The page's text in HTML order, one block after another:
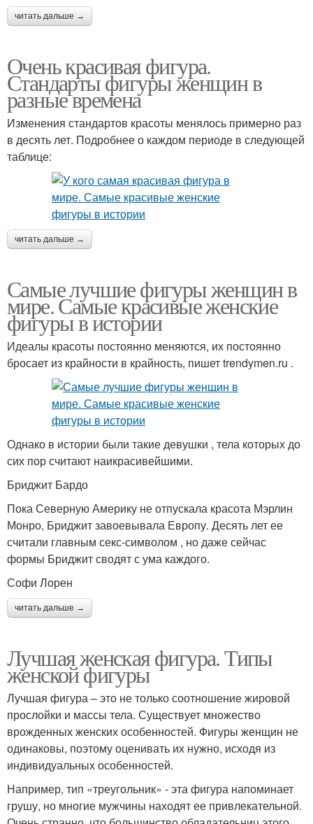
читать дальше →
Очень красивая фигура.
Стандарты фигуры женщин в
разные времена
Изменения стандартов красоты менялось примерно раз
в десять лет. Подробнее о каждом периоде в следующей
таблице:
читать дальше →
Самые лучшие фигуры женщин в
мире. Самые красивые женские
фигуры в истории
Идеалы красоты постоянно меняются, их постоянно
бросает из крайности в крайность, пишет trendymen.ru .
Однако в истории были такие девушки , тела которых до
сих пор считают наикрасивейшими.
Бриджит Бардо
Пока Северную Америку не отпускала красота Мэрлин
Монро, Бриджит завоевывала Европу. Десять лет ее
считали главным секс-символом , но даже сейчас
формы Бриджит сводят с ума каждого.
Софи Лорен
читать дальше →
Лучшая женская фигура. Типы
женской фигуры
Лучшая фигура – это не только соотношение жировой
прослойки и массы тела. Существует множество
врожденных женских особенностей. Фигуры женщин не
одинаковы, поэтому оценивать их нужно, исходя из
индивидуальных особенностей.
Например, тип «треугольник» - эта фигура напоминает
грушу, но многие мужчины находят ее привлекательной.